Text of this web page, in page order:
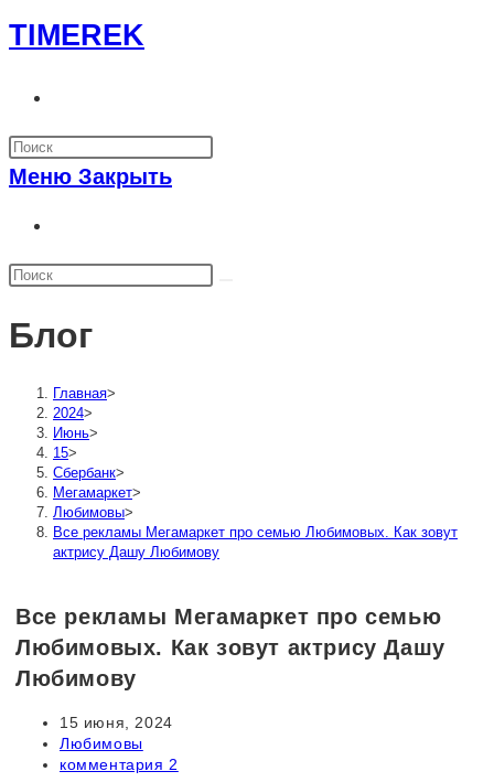
Перейти
к
TIMEREK
по
веб-
Меню Закрыть
по
сайту
Блог
Главная>
2024>
Июнь>
15>
Сбербанк>
Мегамаркет>
Любимовы>
Все рекламы Мегамаркет про семью Любимовых. Как зовут
актрису Дашу Любимову
Все рекламы Мегамаркет про семью
Любимовых. Как зовут актрису Дашу
Любимову
Запись
опубликована:
15 июня, 2024
Рубрика
записи:
Любимовы
Комментарии
комментария 2